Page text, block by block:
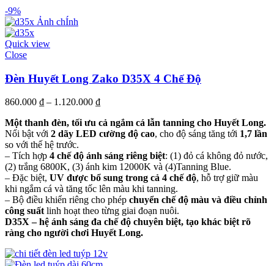
-9%
Quick view
Close
Đèn Huyết Long Zako D35X 4 Chế Độ
860.000 ₫ – 1.120.000 ₫
Một thanh đèn, tối ưu cả ngắm cá lẫn tanning cho Huyết Long.
Nổi bật với 2 dãy LED cường độ cao, cho độ sáng tăng tới 1,7 lần
so với thế hệ trước.
– Tích hợp 4 chế độ ánh sáng riêng biệt: (1) đỏ cá không đỏ nước,
(2) trắng 6800K, (3) ánh kim 12000K và (4)Tanning Blue.
– Đặc biệt, UV được bổ sung trong cả 4 chế độ, hỗ trợ giữ màu
khi ngắm cá và tăng tốc lên màu khi tanning.
– Bộ điều khiển riêng cho phép chuyển chế độ màu và điều chỉnh
công suất linh hoạt theo từng giai đoạn nuôi.
D35X – hệ ánh sáng đa chế độ chuyên biệt, tạo khác biệt rõ
ràng cho người chơi Huyết Long.